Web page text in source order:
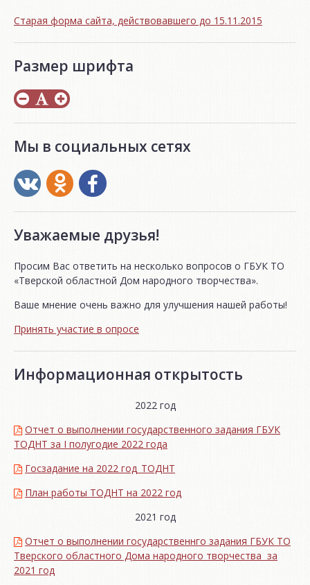
Старая форма сайта, действовавшего до 15.11.2015
Размер шрифта
Мы в социальных сетях
Уважаемые друзья!
Просим Вас ответить на несколько вопросов о ГБУК ТО
«Тверской областной Дом народного творчества».
Ваше мнение очень важно для улучшения нашей работы!
Принять участие в опросе
Информационная открытость
2022 год
Отчет о выполнении государственного задания ГБУК
ТОДНТ за I полугодие 2022 года
Госзадание на 2022 год_ТОДНТ
План работы ТОДНТ на 2022 год
2021 год
Отчет о выполнении государственнго задания ГБУК ТО
Тверского областного Дома народного творчества за
2021 год